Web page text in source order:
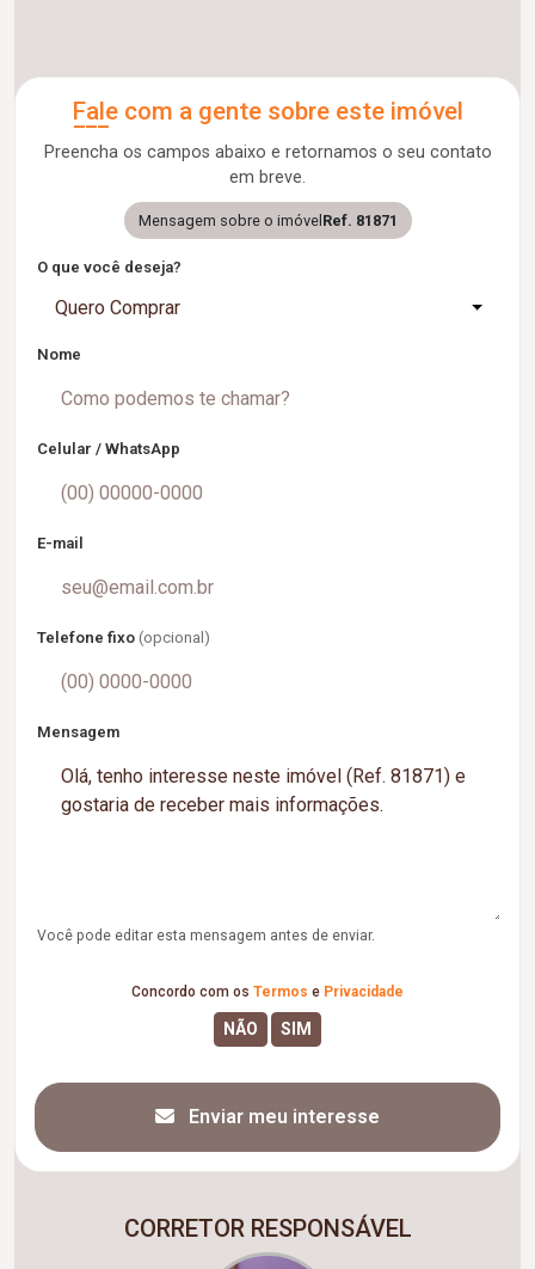
Fale com a gente sobre este imóvel
Preencha os campos abaixo e retornamos o seu contato
em breve.
Mensagem sobre o imóvel Ref. 81871
O que você deseja?
Quero Comprar
Nome
Celular / WhatsApp
E-mail
Telefone fixo (opcional)
Mensagem
Você pode editar esta mensagem antes de enviar.
Concordo com os Termos e Privacidade
Enviar meu interesse
CORRETOR RESPONSÁVEL